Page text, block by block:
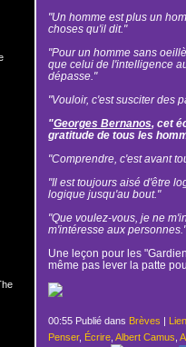
"Un homme est plus un
choses qu'il dit."
"Pour un homme sans
que celui de l'intelligence
dépasse."
"Vouloir, c'est susciter des
"Georges Bernanos, cet
gratitude de tous les
"Comprendre, c'est avant
"Il est toujours aisé d'être
logique jusqu'au bout."
"Que voulez-vous, je ne
m'intéresse aux personnes."
Une leçon pour les
même pas lever la patte
00:55 Publié dans Brèves |
Penser, Écrire, Albert Camus